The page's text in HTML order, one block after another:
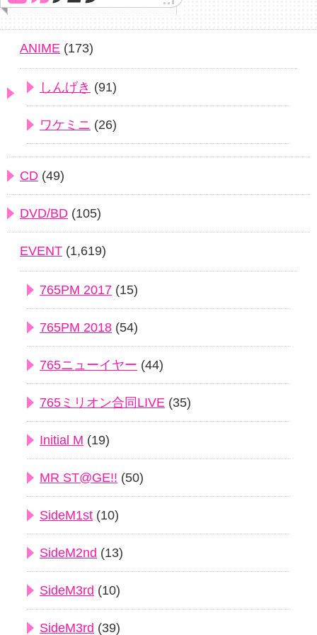
ANIME (173)
しんげき (91)
ワケミニ (26)
CD (49)
DVD/BD (105)
EVENT (1,619)
765PM 2017 (15)
765PM 2018 (54)
765ニューイヤー (44)
765ミリオン合同LIVE (35)
Initial M (19)
MR ST@GE!! (50)
SideM1st (10)
SideM2nd (13)
SideM3rd (10)
SideM3rd (39)